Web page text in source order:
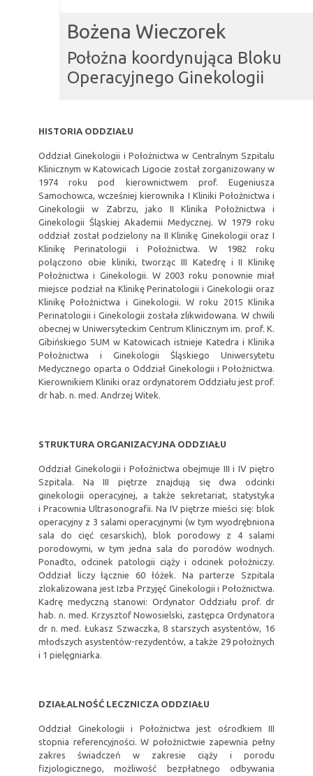
Bożena Wieczorek
Położna koordynująca Bloku
Operacyjnego Ginekologii
HISTORIA ODDZIAŁU
Oddział Ginekologii i Położnictwa w Centralnym Szpitalu
Klinicznym w Katowicach Ligocie został zorganizowany w
1974 roku pod kierownictwem prof. Eugeniusza
Samochowca, wcześniej kierownika I Kliniki Położnictwa i
Ginekologii w Zabrzu, jako II Klinika Położnictwa i
Ginekologii Śląskiej Akademii Medycznej. W 1979 roku
oddział został podzielony na II Klinikę Ginekologii oraz I
Klinikę Perinatologii i Położnictwa. W 1982 roku
połączono obie kliniki, tworząc III Katedrę i II Klinikę
Położnictwa i Ginekologii. W 2003 roku ponownie miał
miejsce podział na Klinikę Perinatologii i Ginekologii oraz
Klinikę Położnictwa i Ginekologii. W roku 2015 Klinika
Perinatologii i Ginekologii została zlikwidowana. W chwili
obecnej w Uniwersyteckim Centrum Klinicznym im. prof. K.
Gibińskiego SUM w Katowicach istnieje Katedra i Klinika
Położnictwa i Ginekologii Śląskiego Uniwersytetu
Medycznego oparta o Oddział Ginekologii i Położnictwa.
Kierownikiem Kliniki oraz ordynatorem Oddziału jest prof.
dr hab. n. med. Andrzej Witek.
STRUKTURA ORGANIZACYJNA ODDZIAŁU
Oddział Ginekologii i Położnictwa obejmuje III i IV piętro
Szpitala. Na III piętrze znajdują się dwa odcinki
ginekologii operacyjnej, a także sekretariat, statystyka
i Pracownia Ultrasonografii. Na IV piętrze mieści się: blok
operacyjny z 3 salami operacyjnymi (w tym wyodrębniona
sala do cięć cesarskich), blok porodowy z 4 salami
porodowymi, w tym jedna sala do porodów wodnych.
Ponadto, odcinek patologii ciąży i odcinek położniczy.
Oddział liczy łącznie 60 łóżek. Na parterze Szpitala
zlokalizowana jest Izba Przyjęć Ginekologii i Położnictwa.
Kadrę medyczną stanowi: Ordynator Oddziału prof. dr
hab. n. med. Krzysztof Nowosielski, zastępca Ordynatora
dr n. med. Łukasz Szwaczka, 8 starszych asystentów, 16
młodszych asystentów-rezydentów, a także 29 położnych
i 1 pielęgniarka.
DZIAŁALNOŚĆ LECZNICZA ODDZIAŁU
Oddział Ginekologii i Położnictwa jest ośrodkiem III
stopnia referencyjności. W położnictwie zapewnia pełny
zakres świadczeń w zakresie ciąży i porodu
fizjologicznego, możliwość bezpłatnego odbywania